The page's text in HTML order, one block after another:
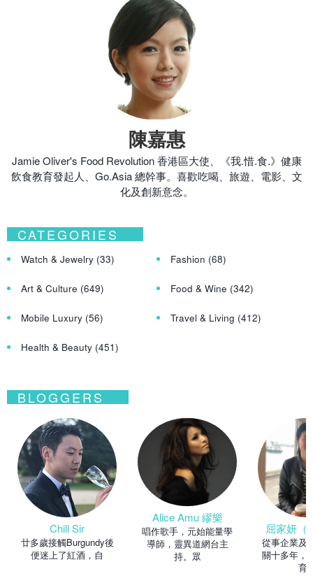
陳嘉惠
Jamie Oliver's Food Revolution 香港區大使、《我.惜.食.》健康
飲食教育發起人、Go.Asia 總幹事。喜歡吃喝、旅遊、電影、文
化及創新意念。
CATEGORIES
Watch & Jewelry(33) Fashion (68)
Art & Culture (649) Food & Wine (342)
Mobile Luxury(56) Travel & Living (412)
Health & Beauty(451)
BLOGGERS
Chill Sir
廿多歲接觸Burgundy後
便迷上了紅酒，自
Alice Amu 繆樂
唱作歌手，元始能量學
導師，靈異道網台主
持。眾
屈家妍（
從事企業及
關十多年，
育